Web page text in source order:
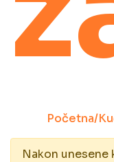
Početna/
Nakon